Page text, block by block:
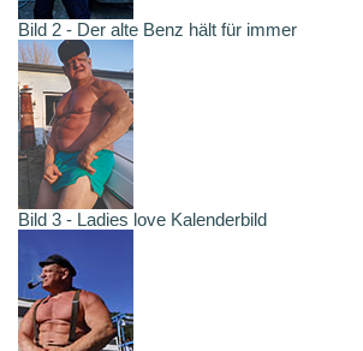
Bild 2 - Der alte Benz hält für immer
Bild 3 - Ladies love Kalenderbild